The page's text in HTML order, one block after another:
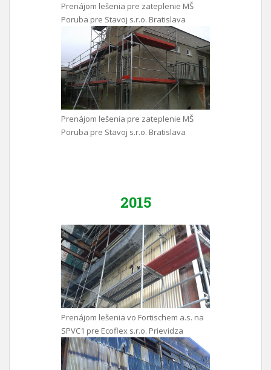
Prenájom lešenia pre zateplenie MŠ
Poruba pre Stavoj s.r.o. Bratislava
Prenájom lešenia pre zateplenie MŠ
Poruba pre Stavoj s.r.o. Bratislava
2015
Prenájom lešenia vo Fortischem a.s. na
SPVC1 pre Ecoflex s.r.o. Prievidza